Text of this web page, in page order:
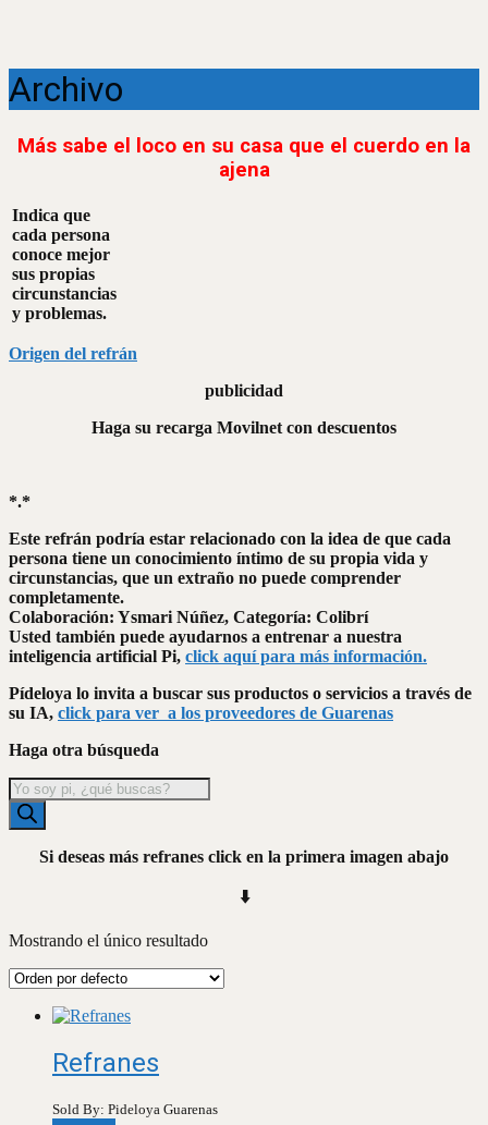
Archivo
Más sabe el loco en su casa que el cuerdo en la
ajena
Indica que
cada persona
conoce mejor
sus propias
circunstancias
y problemas.
Origen del refrán
publicidad
Haga su recarga Movilnet con descuentos
*.*
Este refrán podría estar relacionado con la idea de que cada
persona tiene un conocimiento íntimo de su propia vida y
circunstancias, que un extraño no puede comprender
completamente.
Colaboración: Ysmari Núñez, Categoría: Colibrí
Usted también puede ayudarnos a entrenar a nuestra
inteligencia artificial Pi, click aquí para más información.
Pídeloya lo invita a buscar sus productos o servicios a través de
su IA, click para ver a los proveedores de Guarenas
Haga otra búsqueda
Búsqueda
de
productos
Si deseas más refranes click en la primera imagen abajo
⬇️
Mostrando el único resultado
Refranes
Sold By: Pideloya Guarenas